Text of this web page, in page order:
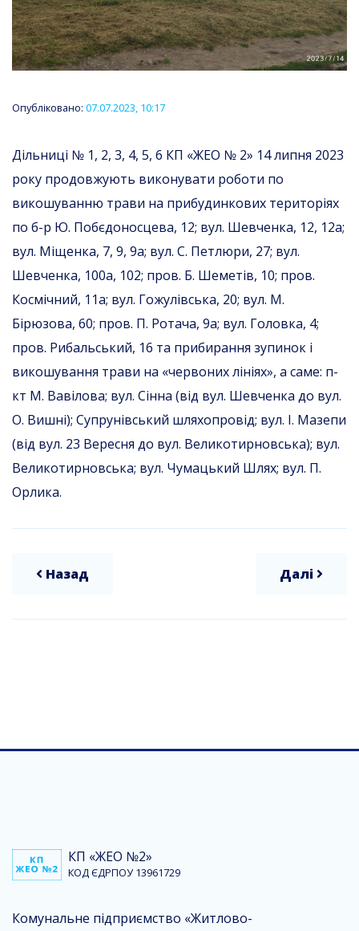
Опубліковано: 07.07.2023, 10:17
Дільниці № 1, 2, 3, 4, 5, 6 КП «ЖЕО № 2» 14 липня 2023
року продовжують виконувати роботи по
викошуванню трави на прибудинкових територіях
по б-р Ю. Побєдоносцева, 12; вул. Шевченка, 12, 12а;
вул. Міщенка, 7, 9, 9а; вул. С. Петлюри, 27; вул.
Шевченка, 100а, 102; пров. Б. Шеметів, 10; пров.
Космічний, 11а; вул. Гожулівська, 20; вул. М.
Бірюзова, 60; пров. П. Ротача, 9а; вул. Головка, 4;
пров. Рибальський, 16 та прибирання зупинок і
викошування трави на «червоних лініях», а саме: п-
кт М. Вавілова; вул. Сінна (від вул. Шевченка до вул.
О. Вишні); Супрунівський шляхопровід; вул. І. Мазепи
(від вул. 23 Вересня до вул. Великотирновська); вул.
Великотирновська; вул. Чумацький Шлях; вул. П.
Орлика.
Назад Далі
КП «ЖЕО №2»
КОД ЄДРПОУ 13961729
Комунальне підприємство «Житлово-